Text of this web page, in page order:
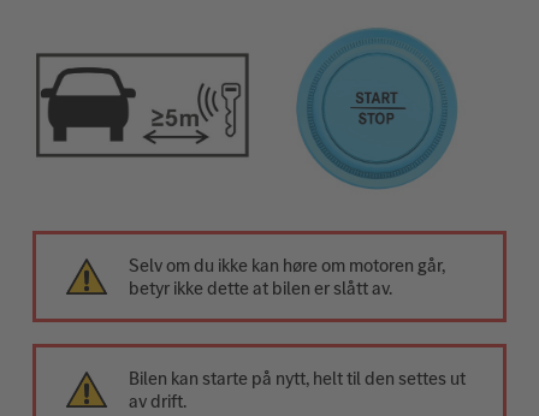
Selv om du ikke kan høre om motoren går,
betyr ikke dette at bilen er slått av.
Bilen kan starte på nytt, helt til den settes ut
av drift.